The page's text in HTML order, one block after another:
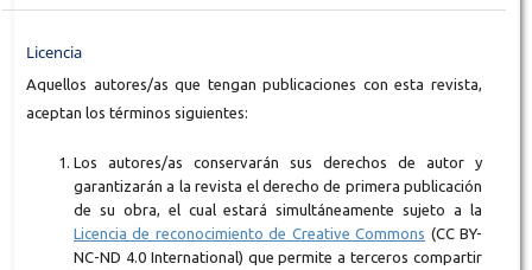
Licencia
Aquellos autores/as que tengan publicaciones con esta revista,
aceptan los términos siguientes:
Los autores/as conservarán sus derechos de autor y
garantizarán a la revista el derecho de primera publicación
de su obra, el cual estará simultáneamente sujeto a la
Licencia de reconocimiento de Creative Commons (CC BY-
NC-ND 4.0 International) que permite a terceros compartir